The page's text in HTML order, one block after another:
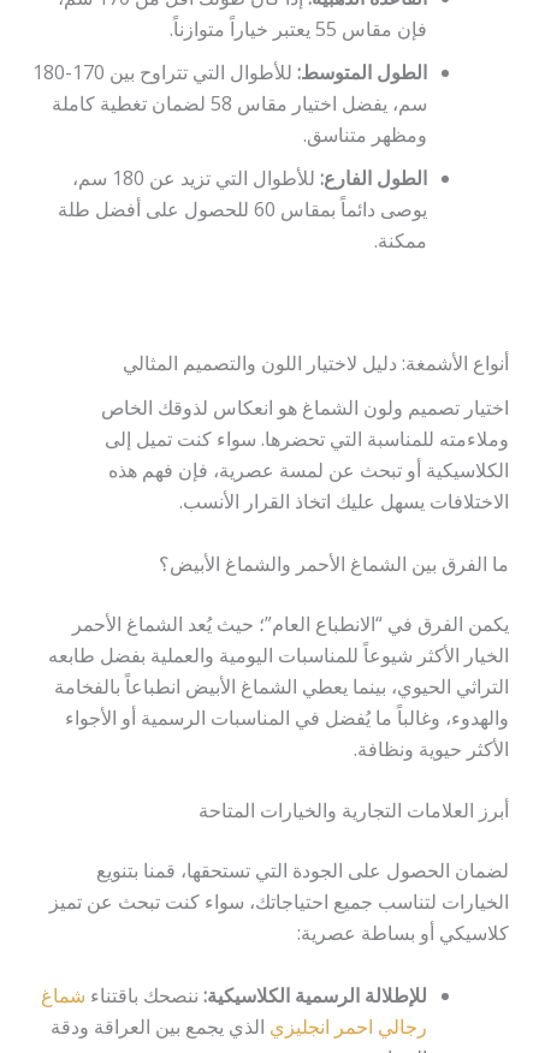
فإن مقاس 55 يعتبر خياراً متوازناً.
الطول المتوسط:
للأطوال التي تتراوح بين 170-180
سم، يفضل اختيار مقاس 58 لضمان تغطية كاملة
ومظهر متناسق.
الطول الفارع:
للأطوال التي تزيد عن 180 سم،
يوصى دائماً بمقاس 60 للحصول على أفضل طلة
ممكنة.
أنواع الأشمغة: دليل لاختيار اللون والتصميم المثالي
اختيار تصميم ولون الشماغ هو انعكاس لذوقك الخاص
وملاءمته للمناسبة التي تحضرها. سواء كنت تميل إلى
الكلاسيكية أو تبحث عن لمسة عصرية، فإن فهم هذه
الاختلافات يسهل عليك اتخاذ القرار الأنسب.
ما الفرق بين الشماغ الأحمر والشماغ الأبيض؟
يكمن الفرق في “الانطباع العام”؛ حيث يُعد الشماغ الأحمر
الخيار الأكثر شيوعاً للمناسبات اليومية والعملية بفضل طابعه
التراثي الحيوي، بينما يعطي الشماغ الأبيض انطباعاً بالفخامة
والهدوء، وغالباً ما يُفضل في المناسبات الرسمية أو الأجواء
الأكثر حيوية ونظافة.
أبرز العلامات التجارية والخيارات المتاحة
لضمان الحصول على الجودة التي تستحقها، قمنا بتنويع
الخيارات لتناسب جميع احتياجاتك، سواء كنت تبحث عن تميز
كلاسيكي أو بساطة عصرية:
للإطلالة الرسمية الكلاسيكية:ننصحك باقتناء شماغ
رجالي احمر انجليزي الذي يجمع بين العراقة ودقة